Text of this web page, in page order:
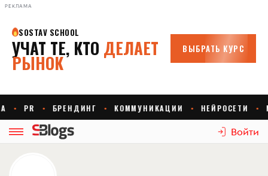
РЕКЛАМА
Войти